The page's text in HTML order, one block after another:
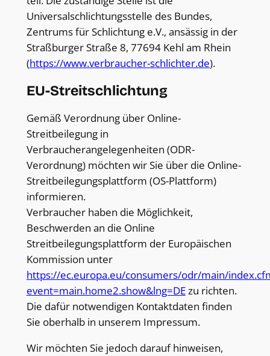
Universalschlichtungsstelle des Bundes,
Zentrums für Schlichtung e.V., ansässig in der
Straßburger Straße 8, 77694 Kehl am Rhein
(https://www.verbraucher-schlichter.de).
EU-Streitschlichtung
Gemäß Verordnung über Online-
Streitbeilegung in
Verbraucherangelegenheiten (ODR-
Verordnung) möchten wir Sie über die Online-
Streitbeilegungsplattform (OS-Plattform)
informieren.
Verbraucher haben die Möglichkeit,
Beschwerden an die Online
Streitbeilegungsplattform der Europäischen
Kommission unter
https://ec.europa.eu/consumers/odr/main/
event=main.home2.show&lng=DEzu richten.
Die dafür notwendigen Kontaktdaten finden
Sie oberhalb in unserem Impressum.
Wir möchten Sie jedoch darauf hinweisen,